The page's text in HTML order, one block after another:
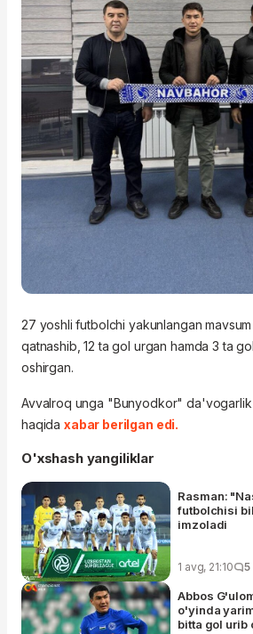
27 yoshli futbolchi yakunlangan
qatnashib, 12 ta gol urgan hamda 3 ta
oshirgan.
Avvalroq unga "Bunyodkor"
haqida xabar berilgan edi.
O'xshash yangiliklar
Rasman:
futbolchisi
imzoladi
1 avg, 21:10 5
Abbos
o'yinda
bitta gol urib